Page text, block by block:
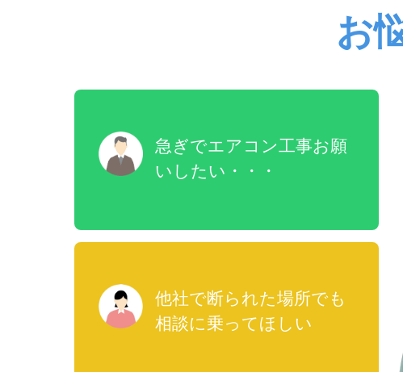
お
急ぎでエアコン工事お願
いしたい・・・
他社で断られた場所でも
相談に乗ってほしい